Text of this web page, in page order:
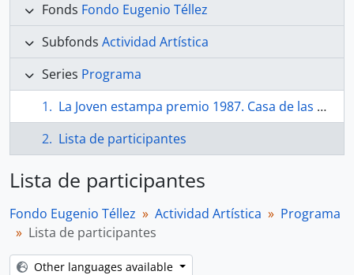
Fonds Fondo Eugenio Téllez
Subfonds Actividad Artística
Series Programa
La Joven estampa premio 1987. Casa de las Américas. La Habana
Lista de participantes
Lista de participantes
Fondo Eugenio Téllez Actividad Artística
Programa
Lista de participantes
Other languages available